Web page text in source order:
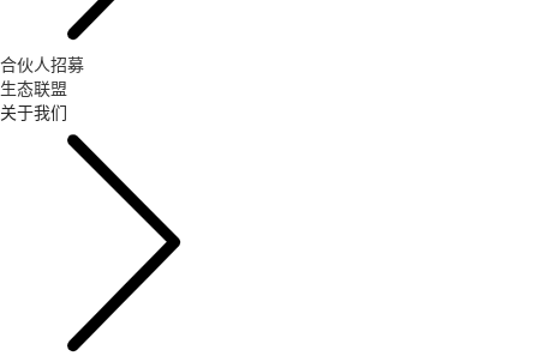
合伙人招募
生态联盟
关于我们